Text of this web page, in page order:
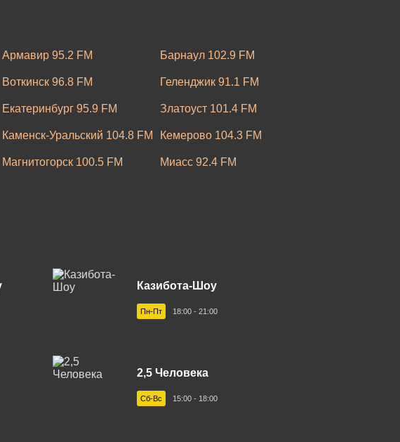
Армавир 95.2 FM Барнаул 102.9 FM
Воткинск 96.8 FM Геленджик 91.1 FM
Екатеринбург 95.9 FM Златоуст 101.4 FM
Каменск-Уральский 104.8 FM Кемерово 104.3 FM
Магнитогорск 100.5 FM Миасс 92.4 FM
Казибота-Шоу
Пн-Пт 18:00 - 21:00
2,5 Человека
Сб-Вс 15:00 - 18:00